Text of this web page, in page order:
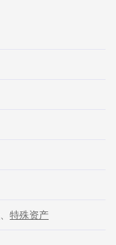
特殊资产